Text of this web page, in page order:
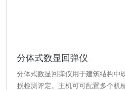
分体式数显回弹仪
分体式数显回弹仪用于建筑结构中
损检测评定。主机可可配置多个机